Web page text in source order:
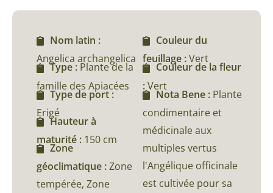
Nom latin :
Angelica archangelica
Type : Plante de la
famille des Apiacées
Type de port :
Erigé
Hauteur à
maturité : 150 cm
Zone
géoclimatique :Zone
tempérée, Zone
Couleur du
feuillage :Vert
Couleur de la fleur
:Vert
Nota Bene : Plante
condimentaire et
médicinale aux
multiples vertus
l'Angélique officinale
est cultivée pour sa